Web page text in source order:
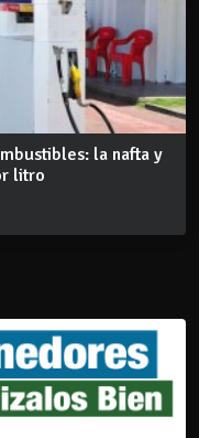
la nafta y
litro